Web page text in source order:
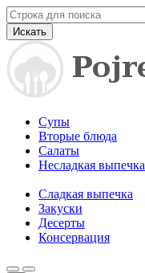
Искать
Супы
Вторые блюда
Салаты
Несладкая выпечка
Сладкая выпечка
Закуски
Десерты
Консервация